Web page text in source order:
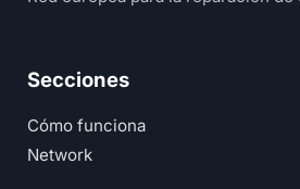
Secciones
Cómo funciona
Network